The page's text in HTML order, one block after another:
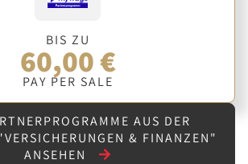
BIS ZU
60,00 €
PAY PER SALE
AUS DER
& FINANZEN"
ANSEHEN